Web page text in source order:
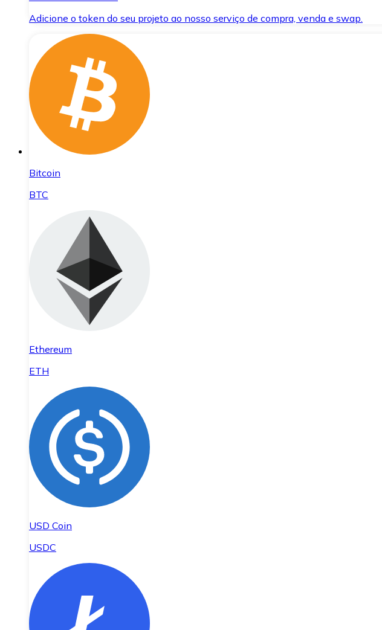
Adicione o token do seu projeto ao nosso serviço de compra, venda e swap.
Bitcoin
BTC
Ethereum
ETH
USD Coin
USDC